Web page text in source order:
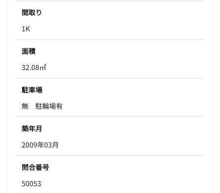
間取り
1K
面積
32.08㎡
駐車場
無 駐輪場有
築年月
2009年03月
問合番号
50053